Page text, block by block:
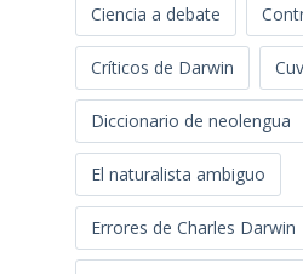
Ciencia a debate
Críticos de Darwin
Diccionario de neolengua
El naturalista ambiguo
Errores de Charles Darwin